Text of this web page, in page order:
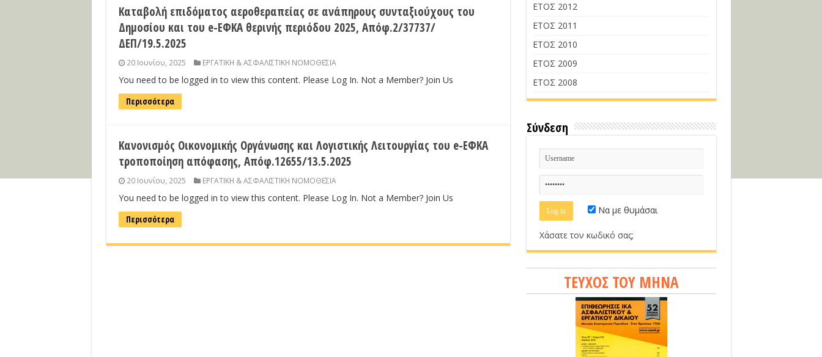
Καταβολή επιδόματος αεροθεραπείας σε ανάπηρους συνταξιούχους του
Δημοσίου και του e-ΕΦΚΑ θερινής περιόδου 2025, Απόφ.2/37737/
ΔΕΠ/19.5.2025
20 Ιουνίου, 2025 ΕΡΓΑΤΙΚΗ & ΑΣΦΑΛΙΣΤΙΚΗ ΝΟΜΟΘΕΣΙΑ
You need to be logged in to view this content. Please Log In. Not a Member? Join Us
Περισσότερα
Κανονισμός Οικονομικής Οργάνωσης και Λογιστικής Λειτουργίας του e-ΕΦΚΑ
τροποποίηση απόφασης, Απόφ.12655/13.5.2025
20 Ιουνίου, 2025 ΕΡΓΑΤΙΚΗ & ΑΣΦΑΛΙΣΤΙΚΗ ΝΟΜΟΘΕΣΙΑ
You need to be logged in to view this content. Please Log In. Not a Member? Join Us
Περισσότερα
ΕΤΟΣ 2012
ΕΤΟΣ 2011
ΕΤΟΣ 2010
ΕΤΟΣ 2009
ΕΤΟΣ 2008
Σύνδεση
Να με θυμάσαι
Χάσατε τον κωδικό σας;
ΤΕΥΧΟΣ ΤΟΥ ΜΗΝΑ